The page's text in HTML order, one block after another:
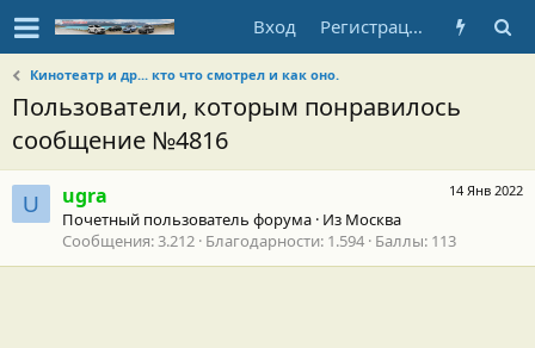
Вход Регистрация
Кинотеатр и др... кто что смотрел и как оно.
Пользователи, которым понравилось
сообщение №4816
U
14 Янв 2022
ugra
Почетный пользователь форума · Из Москва
Сообщения 3.212 Благодарности 1.594 Баллы 113